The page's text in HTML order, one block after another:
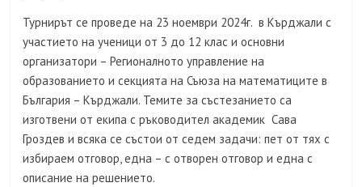
Турнирът се проведе на 23 ноември 2024г. в Кърджали с
участието на ученици от 3 до 12 клас и основни
организатори – Регионалното управление на
образованието и секцията на Съюза на математиците в
България – Кърджали. Темите за състезанието са
изготвени от екипа с ръководител академик Сава
Гроздев и всяка се състои от седем задачи: пет от тях с
избираем отговор, една – с отворен отговор и една с
описание на решението.